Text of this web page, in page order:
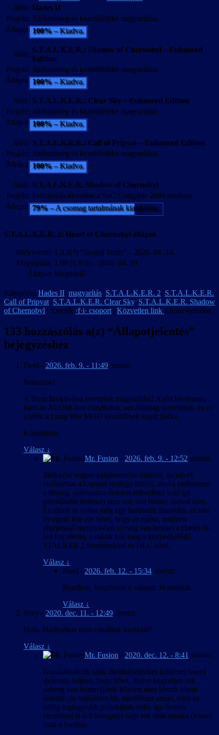
Játék: Hades II
Projekt: Játékszöveg és kezelőfelület magyarítása.
Állapot: 100%– Kiadva.
Játék:
S.T.A.L.K.E.R.: Shadow of Chornobyl – Enhanced
Edition
Projekt: Játékszöveg és kezelőfelület magyarítása.
Állapot: 100%– Kiadva.
Játék: S.T.A.L.K.E.R.: Clear Sky – Enhanced Edition
Projekt: Játékszöveg és kezelőfelület magyarítása.
Állapot: 100%– Kiadva.
Játék: S.T.A.L.K.E.R.: Call of Pripyat – Enhanced Edition
Projekt: Játékszöveg és kezelőfelület magyarítása.
Állapot: 100%– Kiadva.
Játék: S.T.A.L.K.E.R. Shadow of Chernobyl
Projekt: Feliratozás illesztése a SoC Complete 2009 modhoz
Állapot: 79%– A csomag tartalmának kialakítása.
S.T.A.L.K.E.R. 2: Heart of Chornobyl állapot
Játékverzió: 1.9.0(?) “Sealed Truth” – 2026. 04. 14.
Magyarítás: 1.08 (1.9.0) – 2026. 04. 19.
Állapot: Megfelelő
Kategória: Hades II, magyarítás, S.T.A.L.K.E.R. 2, S.T.A.L.K.E.R.
Call of Pripyat, S.T.A.L.K.E.R. Clear Sky, S.T.A.L.K.E.R. Shadow
of Chernobyl | Szerző: ·f·i· csoport | Közvetlen link a könyvjelzőbe.
133 hozzászólás a(z) “Állapotjelentés”
bejegyzéshez
Freel - 2026. feb. 9. - 11:49 szerint:
Sziasztok!
A Terra Invicta-hoz terveztek magyarítást? Azért kérdezem,
mert az XCOM-hoz csináltatok, azt állítólag szerettétek, és ez
a játék a Long War MOD készítőinek sasját játéka.
Köszönöm.
Válasz ↓
Mr. Fusion - 2026. feb. 9. - 12:52 szerint:
Játékként engem valamennyire érdekel, de mivel
elsősorban 4X/grand strategy hibrid, ahol a játékmenet
a lényeg, számunkra érdekes lefordítani való (pl.
jelentősebb történet) nem sok van benne, szóval nem.
És időnk se volna még egy harmadik munkára, az idei
év egyik fele (de lehet, hogy az egész, amilyen
elképesztő mennyiségű szöveg van benne) a Hades II-
vel fog eltelni, a másik fele meg a közbeékelődő
STALKER 2 frissítésekkel és DLC-kkel.
Válasz ↓
Freel - 2026. feb. 12. - 15:34 szerint:
Rendben, köszönöm a választ. Jó munkát.
Válasz ↓
Nixy - 2020. dec. 11. - 12:49 szerint:
Heló. Hádészhoz nem csináltok fordítást?
Válasz ↓
Mr. Fusion - 2020. dec. 12. - 8:41 szerint:
Gondolkodunk rajta. Betűkészleteket kell(ene) hozzá
gyártani, feltéve, hogy lehet, illetve kegyetlen sok
szöveg van benne (játék közben nem látszik olyan
soknak, de valójában kb. másfélszer annyi, mint az
eddig legnagyobb projektünk volt), így óvatos
becsléssel is 6-9 hónapnyi napi sok órás munka (lenne)
csak a fordítás.